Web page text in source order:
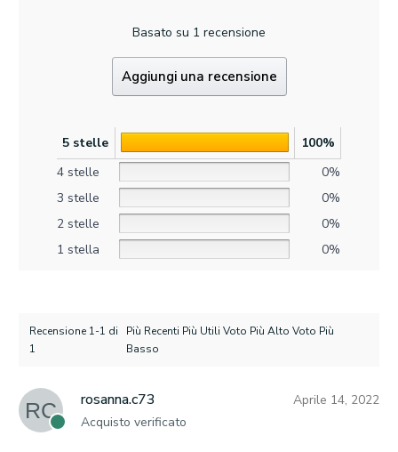
Basato su 1 recensione
Aggiungi una recensione
5 stelle
100%
4 stelle
0%
3 stelle
0%
2 stelle
0%
1 stella
0%
Recensione 1-1 di
1
Più Recenti Più Utili Voto Più Alto Voto Più
Basso
RC rosanna.c73
Acquisto verificato
Aprile 14, 2022